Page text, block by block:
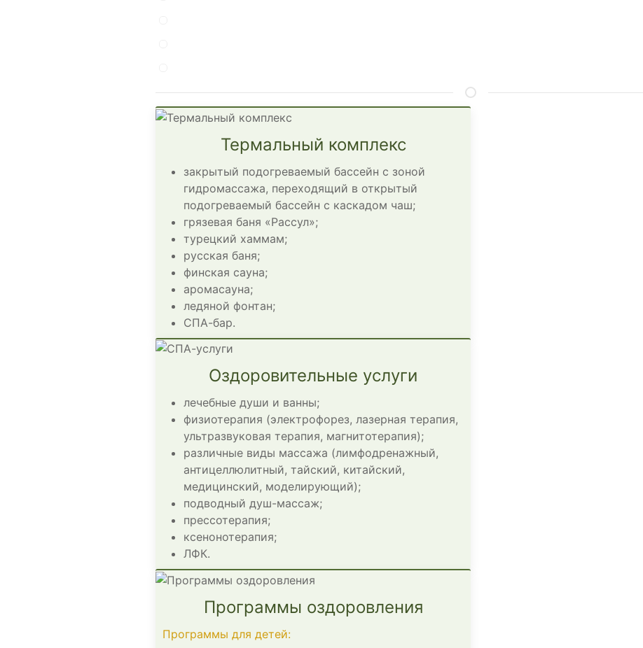
Термальный комплекс
закрытый подогреваемый бассейн с зоной
гидромассажа, переходящий в открытый
подогреваемый бассейн с каскадом чаш;
грязевая баня «Рассул»;
турецкий хаммам;
русская баня;
финская сауна;
аромасауна;
ледяной фонтан;
СПА-бар.
Оздоровительные услуги
лечебные души и ванны;
физиотерапия (электрофорез, лазерная терапия,
ультразвуковая терапия, магнитотерапия);
различные виды массажа (лимфодренажный,
антицеллюлитный, тайский, китайский,
медицинский, моделирующий);
подводный душ-массаж;
прессотерапия;
ксенонотерапия;
ЛФК.
Программы оздоровления
Программы для детей: